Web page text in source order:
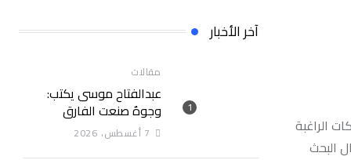
الراغبة
البحث
آخر الأخبار
مقالات
عبدالفتاح موسى يكتب:
وجوهٌ صنعت الفارق
7 أغسطس، 2026